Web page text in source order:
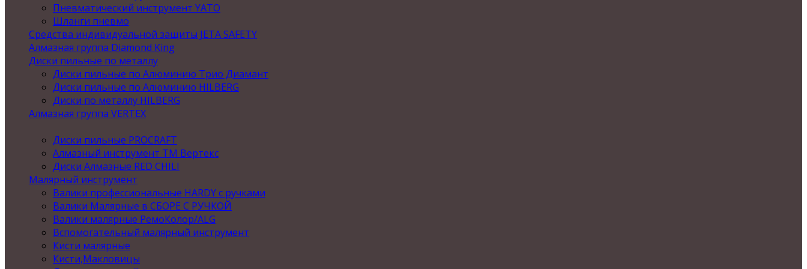
Пневматический инструмент YATO
Шланги пневмо
Средства индивидуальной защиты JETA SAFETY
Алмазная группа Diamond King
Диски пильные по металлу
Диски пильные по Алюминию Трио Диамант
Диски пильные по Алюминию HILBERG
Диски по металлу HILBERG
Алмазная группа VERTEX
Диски пильные PROCRAFT
Алмазный инструмент ТМ Вертекс
Диски Алмазные RED CHILI
Малярный инструмент
Валики профессиональные HARDY с ручками
Валики Малярные в СБОРЕ С РУЧКОЙ
Валики малярные РемоКолор/ALG
Вспомогательный малярный инструмент
Кисти малярные
Кисти,Макловицы